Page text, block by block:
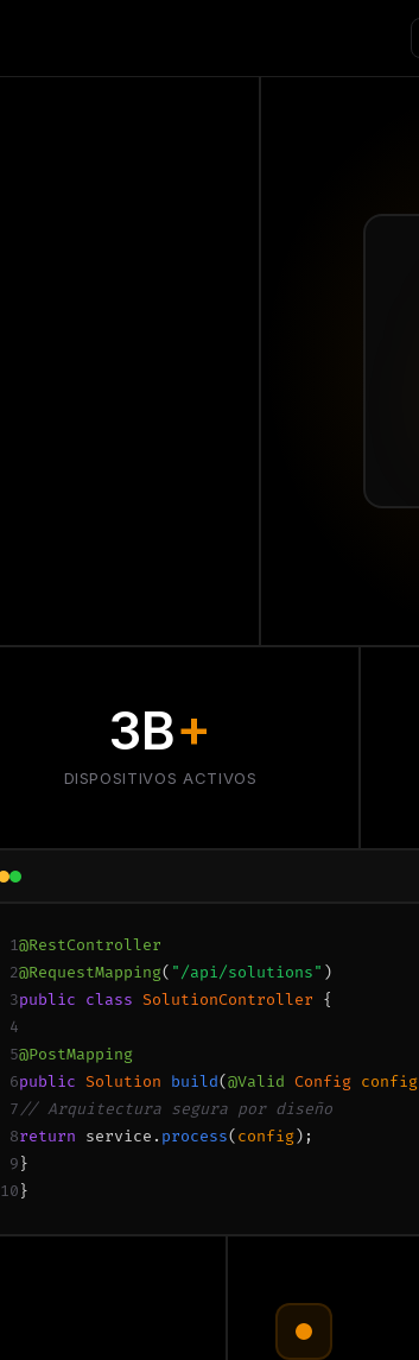
3B+
DISPOSITIVOS ACTIVOS
1@RestController
2@RequestMapping( "/api/solutions" )
3public class SolutionController {
4
5@PostMapping
6public Solution build(@Valid Config config
7// Arquitectura segura por diseño
8return service. process( config);
9 }
10 }